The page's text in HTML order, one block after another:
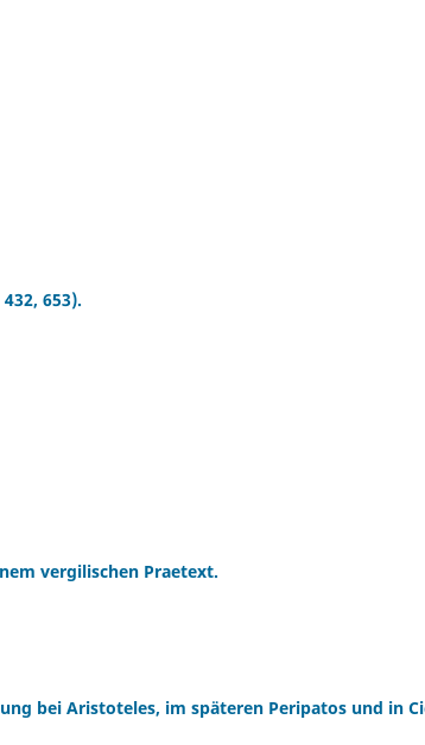
653).
vergilischen Praetext.
bei Aristoteles, im späteren Peripatos und in